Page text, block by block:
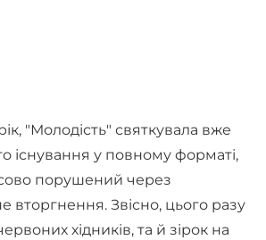
"Молодість" святкувала вже
існування у повному форматі,
порушений через
вторгнення. Звісно, цього разу
хідників, та й зірок на